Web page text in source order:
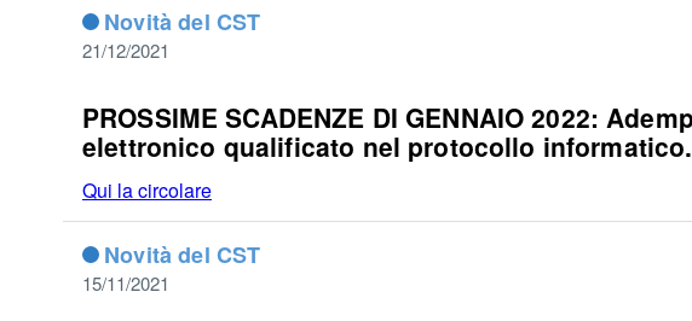
Novità del CST
21/12/2021
PROSSIME SCADENZE DI GENNAIO 2022:
elettronico qualificato nel protocollo informatico.
Qui la circolare
Novità del CST
15/11/2021